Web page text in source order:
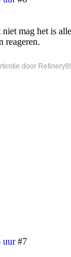
mag het is
reageren.
door
uur #7